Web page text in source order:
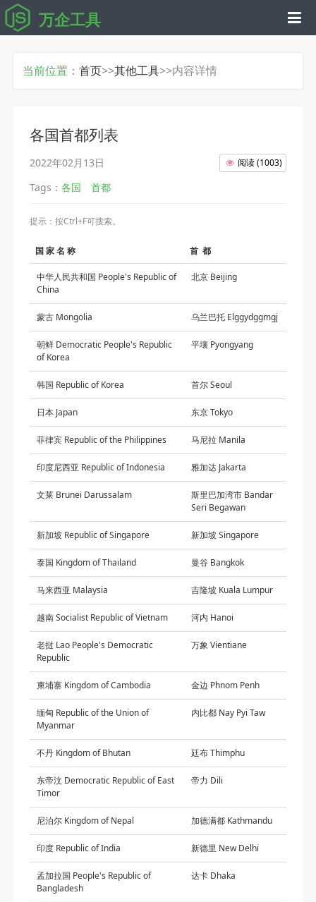
万企工具
当前位置： 首页>>其他工具>>内容详情
各国首都列表
阅读(1003)
2022年02月13日
Tags： 各国 首都
提示：按Ctrl+F可搜索。
国 家 名 称 首 都
中华人民共和国 People's Republic of
China
北京 Beijing
蒙古 Mongolia 乌兰巴托 Elggydggmgj
朝鲜 Democratic People's Republic
of Korea
平壤 Pyongyang
韩国 Republic of Korea 首尔 Seoul
日本 Japan 东京 Tokyo
菲律宾 Republic of the Philippines 马尼拉 Manila
印度尼西亚 Republic of Indonesia 雅加达 Jakarta
文莱 Brunei Darussalam
斯里巴加湾市 Bandar
Seri Begawan
新加坡 Republic of Singapore 新加坡 Singapore
泰国 Kingdom of Thailand 曼谷 Bangkok
马来西亚 Malaysia 吉隆坡 Kuala Lumpur
越南 Socialist Republic of Vietnam 河内 Hanoi
老挝 Lao People's Democratic
Republic
万象 Vientiane
柬埔寨 Kingdom of Cambodia 金边 Phnom Penh
缅甸 Republic of the Union of
Myanmar
内比都 Nay Pyi Taw
不丹 Kingdom of Bhutan 廷布 Thimphu
东帝汶 Democratic Republic of East
Timor
帝力 Dili
尼泊尔 Kingdom of Nepal 加德满都 Kathmandu
印度 Republic of India 新德里 New Delhi
孟加拉国 People's Republic of
Bangladesh
达卡 Dhaka